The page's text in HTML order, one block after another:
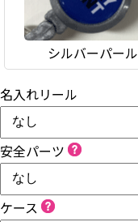
シルバーパール
名入れリール
安全パーツ
ケース